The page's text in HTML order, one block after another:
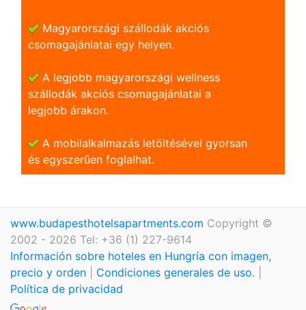
Magyarországi szállodák akciós
csomagajánlatai egy helyen.
A legjobb magyarországi wellness
szállodák akciós csomagajánlatai a
legjobb árakon.
A mobilalkalmazás letöltésével gyorsan
és egyszerũen foglalhat.
www.budapesthotelsapartments.com Copyright ©
2002 - 2026 Tel: +36 (1) 227-9614
Información sobre hoteles en Hungría con imagen,
precio y orden
Condiciones generales de uso.
Política de privacidad